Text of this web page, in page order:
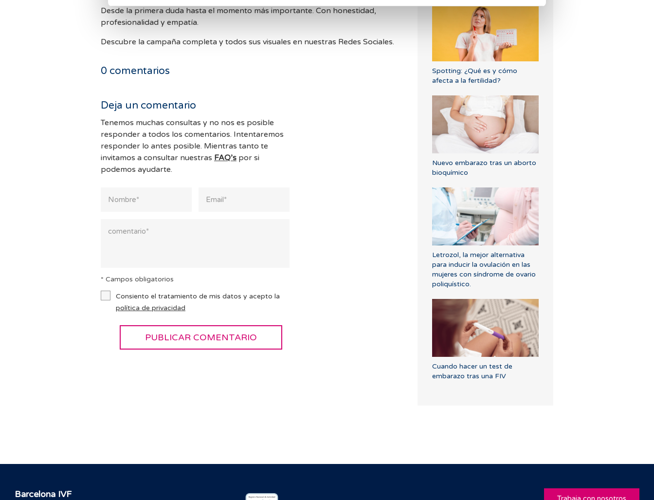
Desde la primera duda hasta el momento más importante. Con honestidad,
profesionalidad y empatía.
Descubre la campaña completa y todos sus visuales en nuestras Redes Sociales.
0 comentarios
Deja un comentario
Tenemos muchas consultas y no nos es posible
responder a todos los comentarios. Intentaremos
responder lo antes posible. Mientras tanto te
invitamos a consultar nuestras FAQ’s por si
podemos ayudarte.
* Campos obligatorios
Consiento el tratamiento de mis datos y acepto la
política de privacidad
Spotting: ¿Qué es y cómo
afecta a la fertilidad?
Nuevo embarazo tras un aborto
bioquímico
Letrozol, la mejor alternativa
para inducir la ovulación en las
mujeres con síndrome de ovario
poliquístico.
Cuando hacer un test de
embarazo tras una FIV
Barcelona IVF